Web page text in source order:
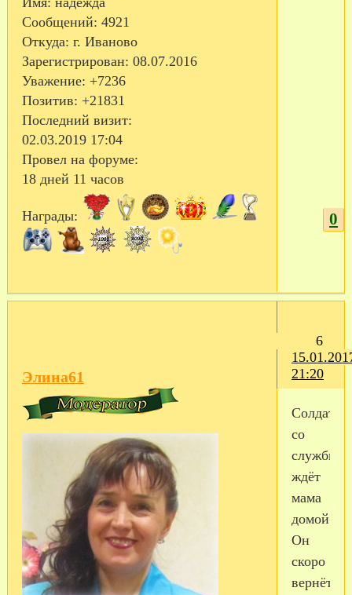
Сообщений: 4921
Откуда: г. Иваново
Зарегистрирован: 08.07.2016
Уважение: +7236
Позитив: +21831
Последний визит:
02.03.2019 17:04
Провел на форуме:
18 дней 11 часов
Награды: 0
6
21:20
Элина61
Солдата
со
службы
ждёт
мама
домой!
Он
скоро
вернётся,